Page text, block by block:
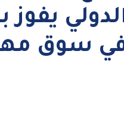
سوق